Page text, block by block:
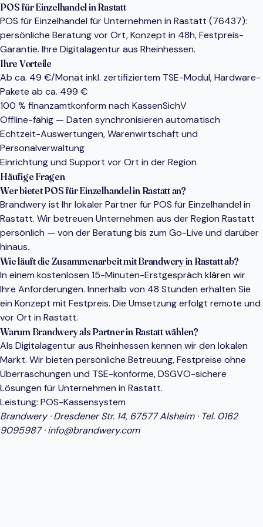
POS für Einzelhandel in Rastatt
POS für Einzelhandel für Unternehmen in Rastatt (76437):
persönliche Beratung vor Ort, Konzept in 48h, Festpreis-
Garantie. Ihre Digitalagentur aus Rheinhessen.
Ihre Vorteile
Ab ca. 49 €/Monat inkl. zertifiziertem TSE-Modul, Hardware-
Pakete ab ca. 499 €
100 % finanzamtkonform nach KassenSichV
Offline-fähig — Daten synchronisieren automatisch
Echtzeit-Auswertungen, Warenwirtschaft und
Personalverwaltung
Einrichtung und Support vor Ort in der Region
Häufige Fragen
Wer bietet POS für Einzelhandel in Rastatt an?
Brandwery ist Ihr lokaler Partner für POS für Einzelhandel in
Rastatt. Wir betreuen Unternehmen aus der Region Rastatt
persönlich — von der Beratung bis zum Go-Live und darüber
hinaus.
Wie läuft die Zusammenarbeit mit Brandwery in Rastatt ab?
In einem kostenlosen 15-Minuten-Erstgespräch klären wir
Ihre Anforderungen. Innerhalb von 48 Stunden erhalten Sie
ein Konzept mit Festpreis. Die Umsetzung erfolgt remote und
vor Ort in Rastatt.
Warum Brandwery als Partner in Rastatt wählen?
Als Digitalagentur aus Rheinhessen kennen wir den lokalen
Markt. Wir bieten persönliche Betreuung, Festpreise ohne
Überraschungen und TSE-konforme, DSGVO-sichere
Lösungen für Unternehmen in Rastatt.
Leistung: POS-Kassensystem
Brandwery · Dresdener Str. 14, 67577 Alsheim · Tel. 0162
9095987·info@brandwery.com